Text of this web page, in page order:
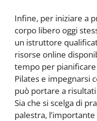
Infine, per iniziare a
corpo libero oggi
un istruttore
risorse online
tempo per
Pilates e impegnarsi
può portare a
Sia che si scelga di
palestra,